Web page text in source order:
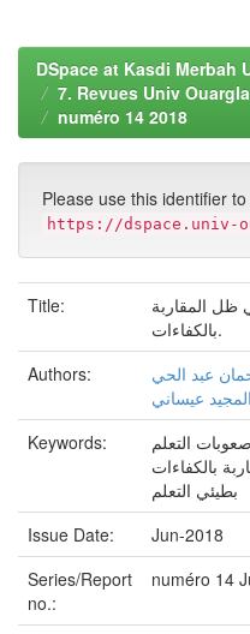
DSpace at Kasdi Merbah
7. Revues Univ Ouargla
numéro 14 2018
Please use this identifier
https://dspace.univ-
Title:
ظل المقاربة
بالكفاءات.
Authors:
عبد الحي
عيساني
Keywords:
صعوبات التعلم
بالكفاءات
بطيئي التعلم
Issue Date:
Jun-2018
Series/Report
no.:
numéro 14